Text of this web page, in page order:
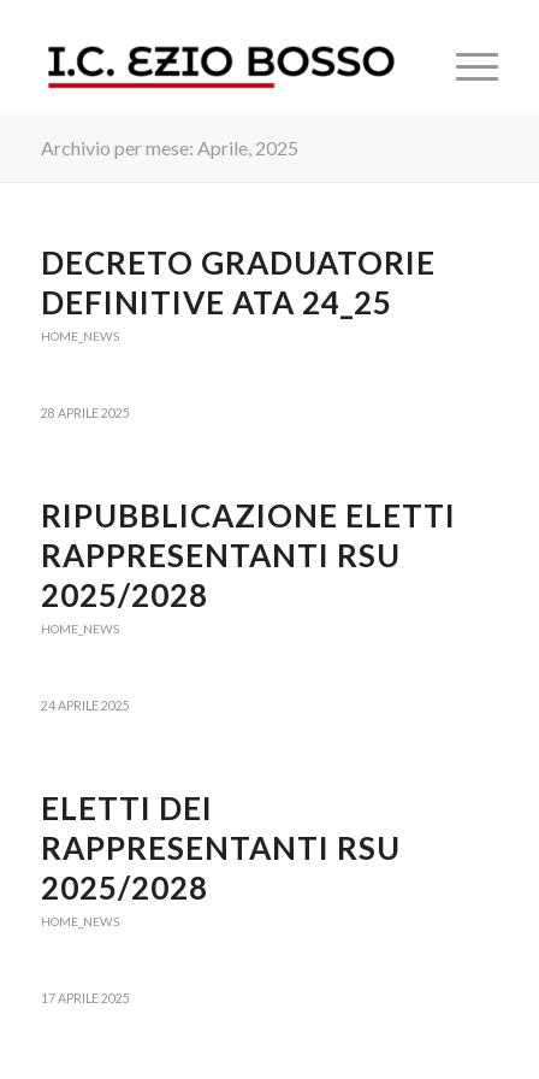
Archivio per mese: Aprile, 2025
DECRETO GRADUATORIE
DEFINITIVE ATA 24_25
HOME_NEWS
28 APRILE 2025
RIPUBBLICAZIONE ELETTI
RAPPRESENTANTI RSU
2025/2028
HOME_NEWS
24 APRILE 2025
ELETTI DEI
RAPPRESENTANTI RSU
2025/2028
HOME_NEWS
17 APRILE 2025